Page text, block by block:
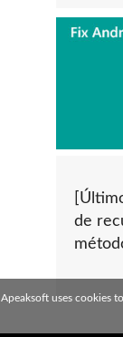
de
Apeaksoft uses cookies